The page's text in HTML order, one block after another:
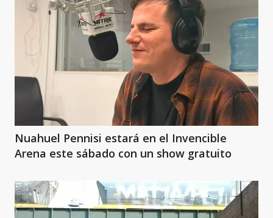
Nuahuel Pennisi estará en el Invencible
Arena este sábado con un show gratuito